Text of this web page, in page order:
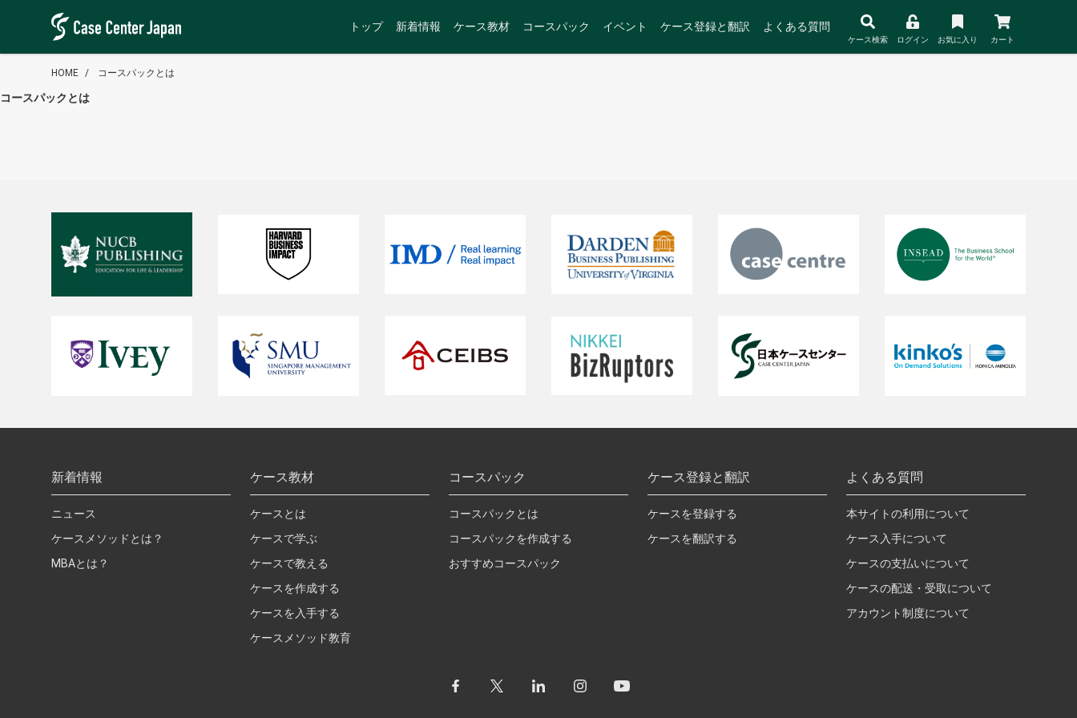
トップ 新着情報 ケース教材 コースパック イベント ケース登録と翻訳 よくある質問
ケース検索 ログイン お気に入り カート
HOME コースパックとは
コースパックとは
新着情報
ニュース
ケースメソッドとは？
MBAとは？
ケース教材
ケースとは
ケースで学ぶ
ケースで教える
ケースを作成する
ケースを入手する
ケースメソッド教育
コースパック
コースパックとは
コースパックを作成する
おすすめコースパック
ケース登録と翻訳
ケースを登録する
ケースを翻訳する
よくある質問
本サイトの利用について
ケース入手について
ケースの支払いについて
ケースの配送・受取について
アカウント制度について